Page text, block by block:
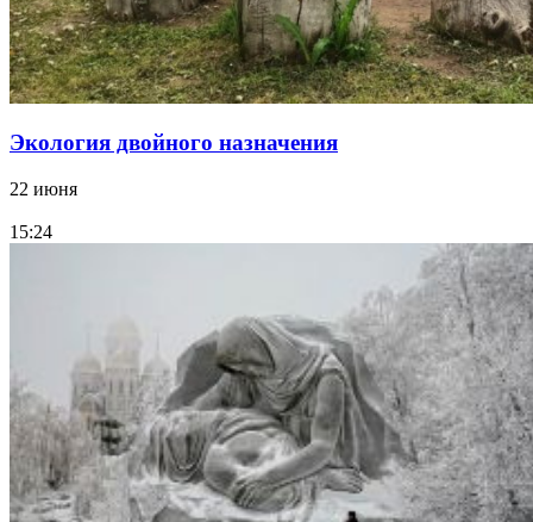
Экология двойного назначения
22 июня
15:24